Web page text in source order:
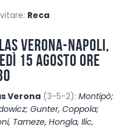
Reca
Verona-Napoli,
15 agosto ore
Verona (3-5-2): Montipò;
Gunter, Coppola;
Tameze, Hongla, Ilic,